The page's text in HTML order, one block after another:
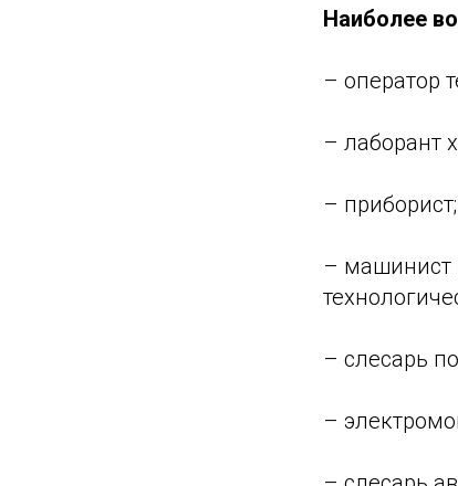
Наиболее
– оператор
– лаборант
– приборист;
– машинист
– слесарь
–